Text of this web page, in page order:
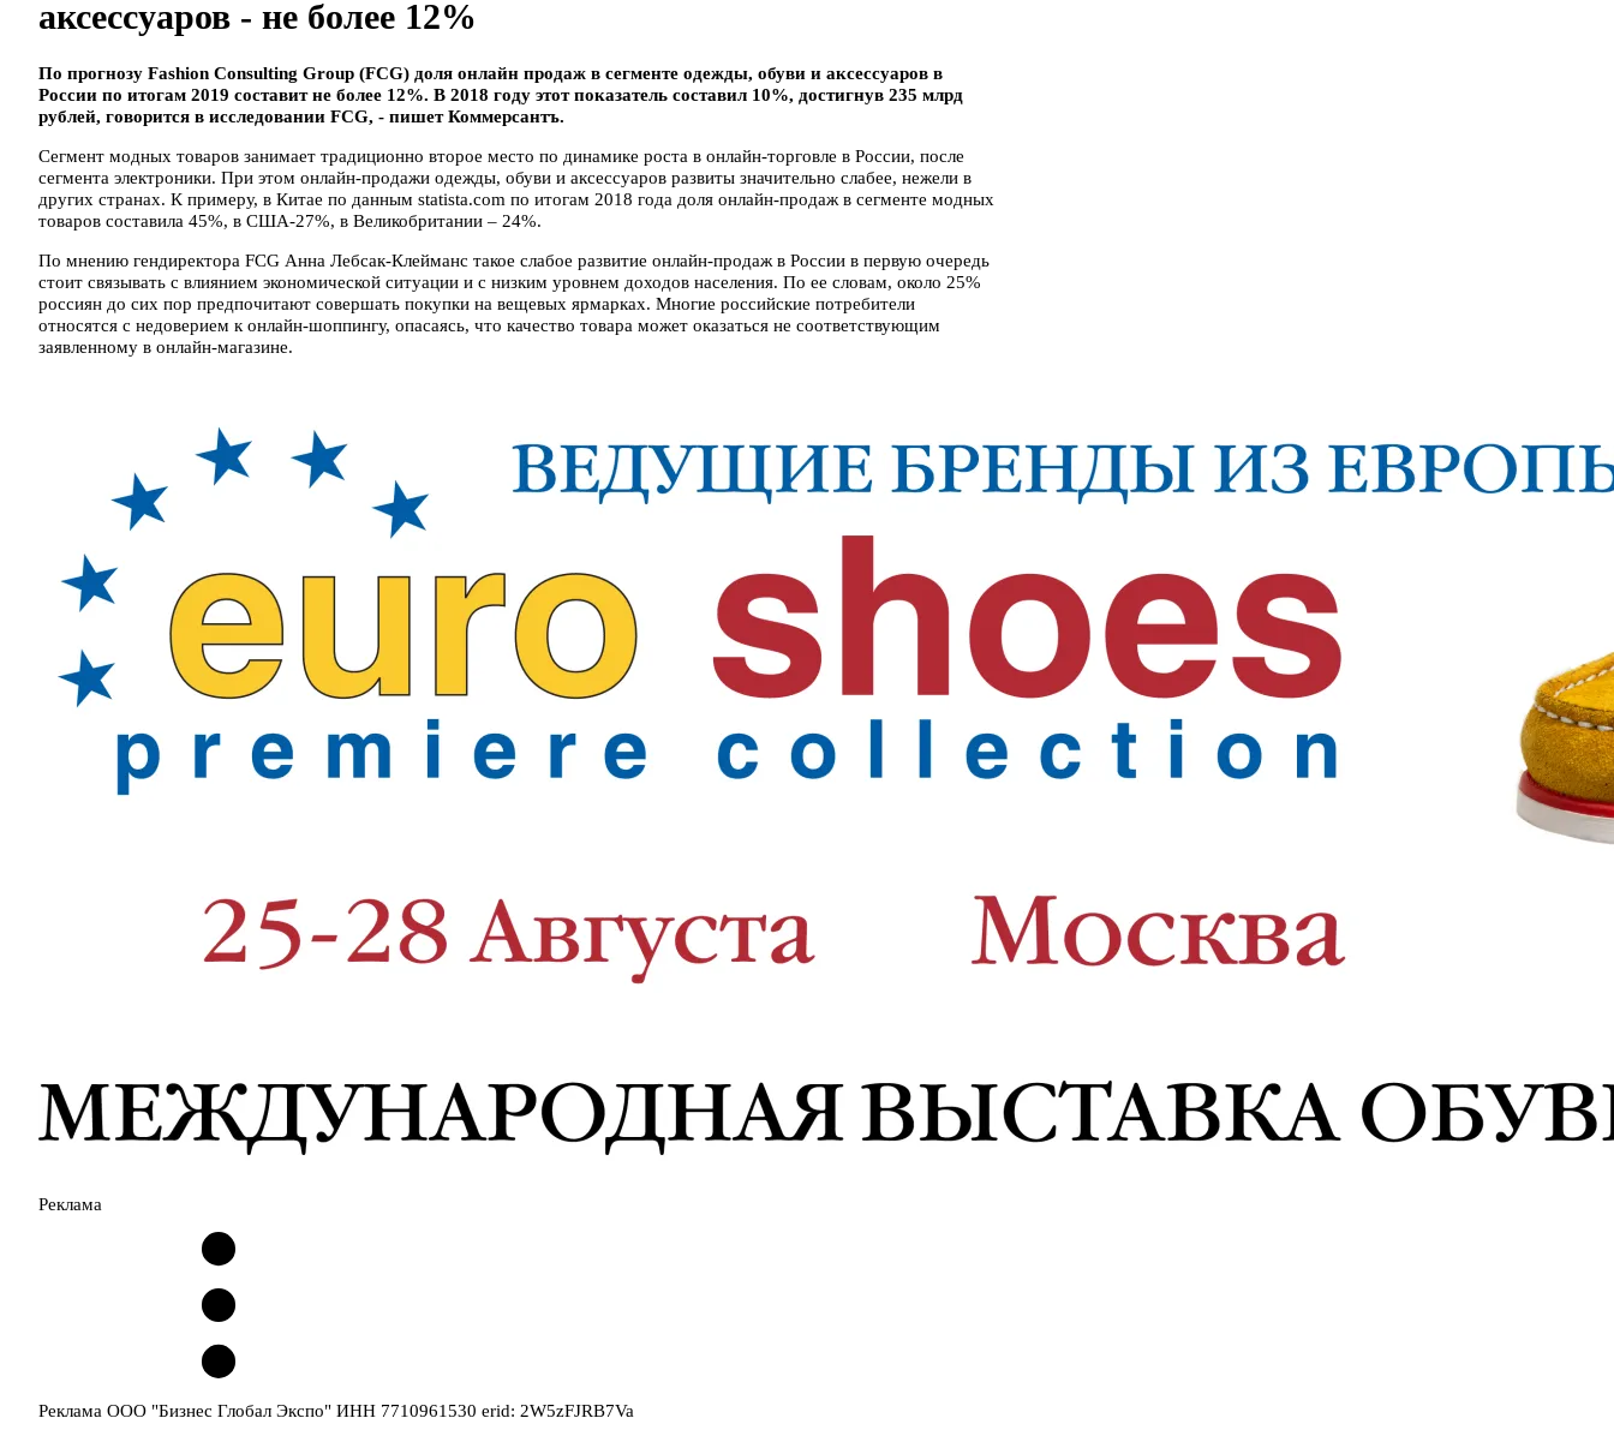
аксессуаров - не более 12%
По прогнозу Fashion Consulting Group (FCG) доля онлайн продаж в сегменте одежды, обуви и аксессуаров в
России по итогам 2019 составит не более 12%. В 2018 году этот показатель составил 10%, достигнув 235 млрд
рублей, говорится в исследовании FCG, - пишет Коммерсантъ.
Сегмент модных товаров занимает традиционно второе место по динамике роста в онлайн-торговле в России, после
сегмента электроники. При этом онлайн-продажи одежды, обуви и аксессуаров развиты значительно слабее, нежели в
других странах. К примеру, в Китае по данным statista.com по итогам 2018 года доля онлайн-продаж в сегменте модных
товаров составила 45%, в США-27%, в Великобритании – 24%.
По мнению гендиректора FCG Анна Лебсак-Клейманс такое слабое развитие онлайн-продаж в России в первую очередь
стоит связывать с влиянием экономической ситуации и с низким уровнем доходов населения. По ее словам, около 25%
россиян до сих пор предпочитают совершать покупки на вещевых ярмарках. Многие российские потребители
относятся с недоверием к онлайн-шоппингу, опасаясь, что качество товара может оказаться не соответствующим
заявленному в онлайн-магазине.
Реклама
Реклама ООО "Бизнес Глобал Экспо" ИНН 7710961530 erid: 2W5zFJRB7Va